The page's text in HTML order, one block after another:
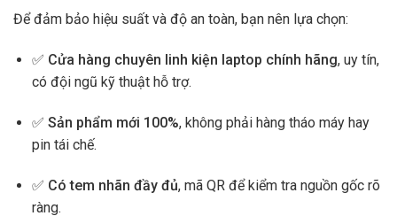
Để đảm bảo hiệu suất và độ an toàn, bạn nên lựa chọn:
✅ Cửa hàng chuyên linh kiện laptop chính hãng, uy tín,
có đội ngũ kỹ thuật hỗ trợ.
✅ Sản phẩm mới 100%, không phải hàng tháo máy hay
pin tái chế.
✅ Có tem nhãn đầy đủ, mã QR để kiểm tra nguồn gốc rõ
ràng.